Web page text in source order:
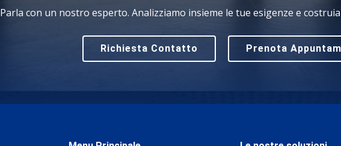
Parla con un nostro esperto. Analizziamo insieme le tue esigenze e
Richiesta Contatto Prenota